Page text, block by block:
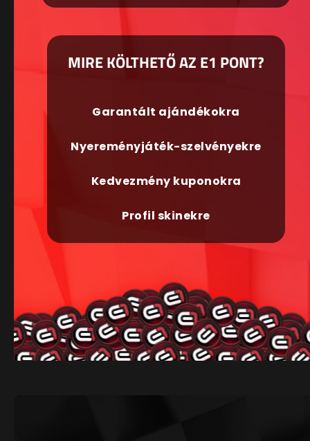
MIRE KÖLTHETŐ AZ E1 PONT?
Garantált ajándékokra
Nyereményjáték-szelvényekre
Kedvezmény kuponokra
Profil skinekre